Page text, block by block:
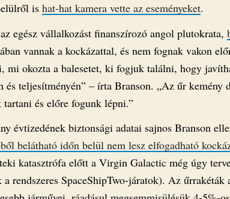
is hat-hat kamera vette az eseményeket.
egész vállalkozást finanszírozó angol plutokrata,
vannak a kockázattal, és nem fognak vakon
mi okozta a balesetet, ki fogjuk találni, hogy
és teljesítményén” – írta Branson. „Az űr kemény
és előre fogunk lépni.”
évtizedének biztonsági adatai sajnos Branson
belátható időn belül nem lesz elfogadható
katasztrófa előtt a Virgin Galactic még úgy
rendszeres SpaceShipTwo-járatok). Az űrrakéták